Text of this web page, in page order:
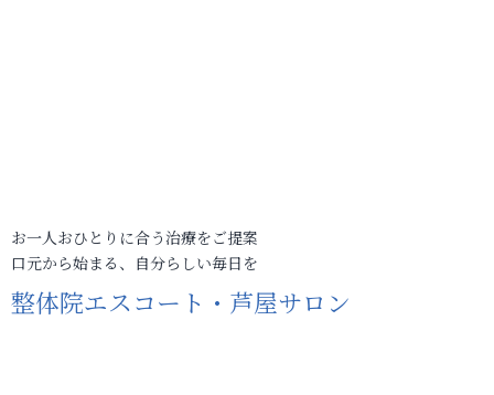
お一人おひとりに合う治療をご提案
口元から始まる、自分らしい毎日を
整体院エスコート・芦屋サロン